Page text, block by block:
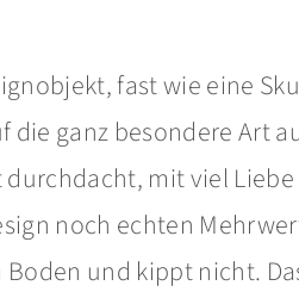
fast wie eine
die ganz besondere Art
durchdacht, mit viel
noch echten
und kippt nicht.